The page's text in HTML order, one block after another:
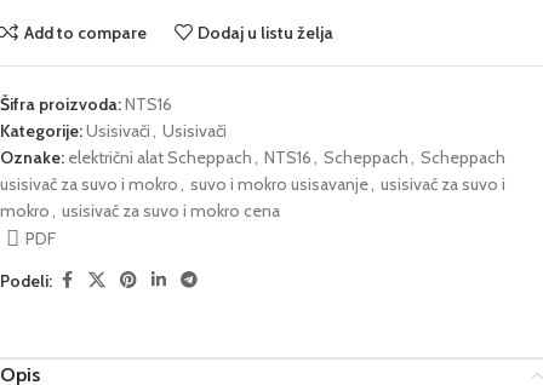
Add to compare Dodaj u listu želja
Šifra proizvoda:NTS16
Kategorije:Usisivači, Usisivači
Oznake: električni alat Scheppach, NTS16, Scheppach, Scheppach
usisivač za suvo i mokro, suvo i mokro usisavanje, usisivač za suvo i
mokro, usisivač za suvo i mokro cena
PDF
Podeli:
Opis